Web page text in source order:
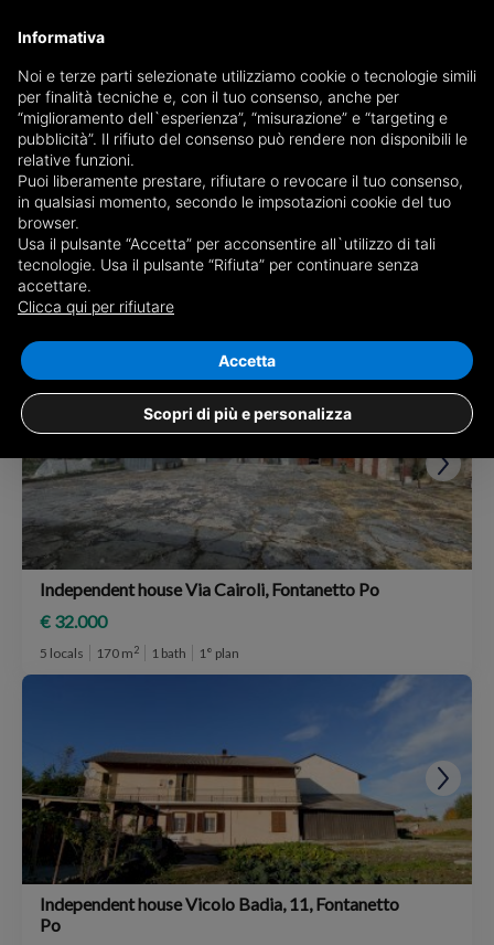
Receive a copy of the newspaper by mail
Choose newspaper
7 results for
Fontanetto Po
Independent house Via Cairoli, Fontanetto Po
€ 32.000
5 locals 170 m2 1 bath 1° plan
Independent house Vicolo Badia, 11, Fontanetto
Po
Informativa
Noi e terze parti selezionate utilizziamo cookie o tecnologie simili
per finalità tecniche e, con il tuo consenso, anche per
“miglioramento dell`esperienza”, “misurazione” e “targeting e
pubblicità”. Il rifiuto del consenso può rendere non disponibili le
relative funzioni.
Puoi liberamente prestare, rifiutare o revocare il tuo consenso,
in qualsiasi momento, secondo le impsotazioni cookie del tuo
browser.
Usa il pulsante “Accetta” per acconsentire all`utilizzo di tali
tecnologie. Usa il pulsante “Rifiuta” per continuare senza
accettare.
Clicca qui per rifiutare
Scopri di più e personalizza
Accetta